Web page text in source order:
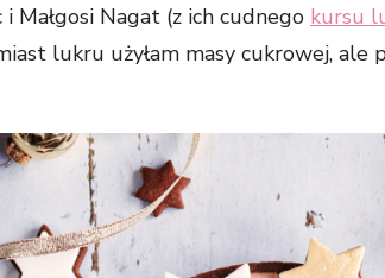
Małgosi Nagat (z ich cudnego kursu
lukru użyłam masy cukrowej,podczas
szansę
treści i